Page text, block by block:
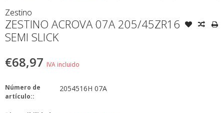
Zestino
ZESTINO ACROVA 07A 205/45ZR16
SEMI SLICK
€68,97 IVA incluido
Número de
artículo::
2054516H 07A